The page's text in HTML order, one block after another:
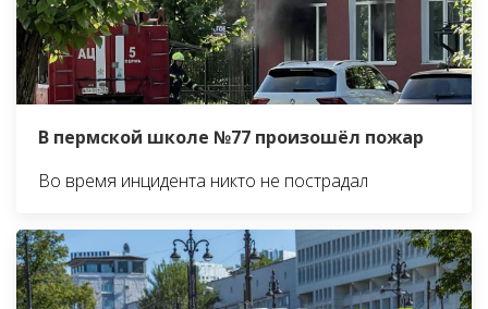
В пермской школе №77 произошёл пожар
Во время инцидента никто не пострадал